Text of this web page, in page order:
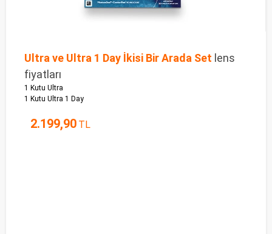
Ultra ve Ultra 1 Day İkisi Bir Arada Set lens
fiyatları
1 Kutu Ultra
1 Kutu Ultra 1 Day
2.199,90 TL